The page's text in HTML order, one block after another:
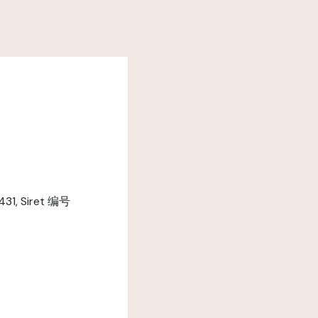
Siret 编号